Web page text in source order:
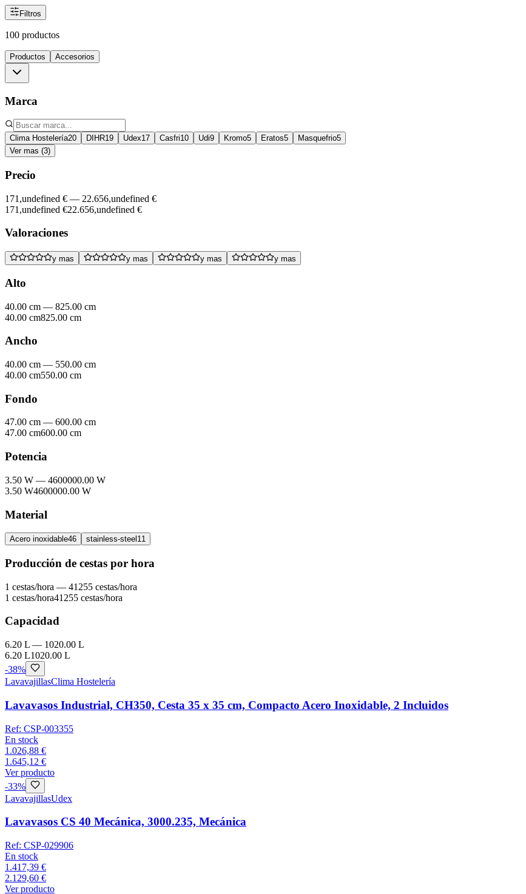
Filtros
100 productos
Productos Accesorios
Marca
Clima Hostelería20 DIHR19 Udex17 Casfri10 Udi9 Kromo5 Eratos5 Masquefrio5
Ver mas (3)
Precio
171,undefined € — 22.656,undefined €
171,undefined €22.656,undefined €
Valoraciones
y mas y mas y mas y mas
Alto
40.00 cm — 825.00 cm
40.00 cm825.00 cm
Ancho
40.00 cm — 550.00 cm
40.00 cm550.00 cm
Fondo
47.00 cm — 600.00 cm
47.00 cm600.00 cm
Potencia
3.50 W — 4600000.00 W
3.50 W4600000.00 W
Material
Acero inoxidable46 stainless-steel 11
Producción de cestas por hora
1 cestas/hora — 41255 cestas/hora
1 cestas/hora41255 cestas/hora
Capacidad
6.20 L — 1020.00 L
6.20 L1020.00 L
-38%
LavavajillasClima Hostelería
Lavavasos Industrial, CH350, Cesta 35 x 35 cm, Compacto Acero Inoxidable, 2 Incluidos
Ref: CSP-003355
En stock
1.026,88 €
1.645,12 €
Ver producto
-33%
LavavajillasUdex
Lavavasos CS 40 Mecánica, 3000.235, Mecánica
Ref: CSP-029906
En stock
1.417,39 €
2.129,60 €
Ver producto